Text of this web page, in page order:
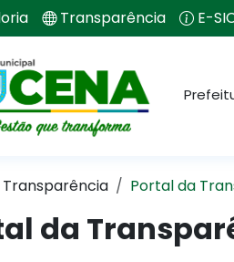
Transparência E-
Transparência Portal da
da